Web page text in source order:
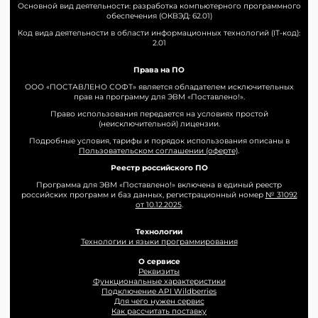
Основной вид деятельности: разработка компьютерного программного
обеспечения (ОКВЭД: 62.01)
Код вида деятельности в области информационных технологий (IT-код):
2.01
Права на ПО
ООО «ПОСТАВЛЕНО СОФТ» является обладателем исключительных
прав на программу для ЭВМ «Поставлено!».
Право использования передается на условиях простой
(неисключительной) лицензии.
Подробные условия, тарифы и порядок использования описаны в
Пользовательском соглашении (оферте)
Реестр российского ПО
Программа для ЭВМ «Поставлено!» включена в единый реестр
российских программ и баз данных, регистрационный номер № 31092
от 10.12.2025.
Технологии
Технологии и языки программирования
О сервисе
Реквизиты
Функциональные характеристики
Подключение API Wildberries
Для чего нужен сервис
Как рассчитать поставку